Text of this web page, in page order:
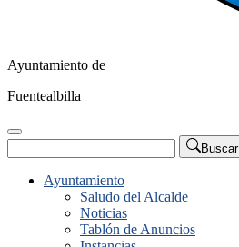
Ayuntamiento de
Fuentealbilla
Buscar
Ayuntamiento
Saludo del Alcalde
Noticias
Tablón de Anuncios